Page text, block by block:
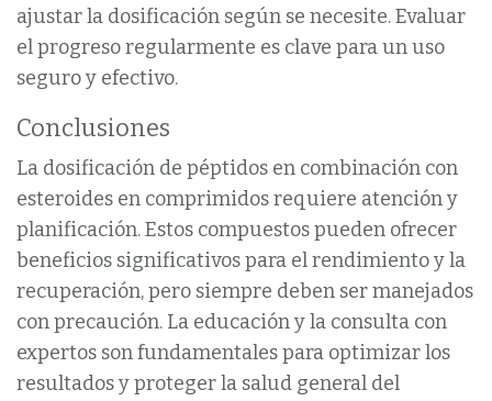
ajustar la dosificación según se necesite. Evaluar
el progreso regularmente es clave para un uso
seguro y efectivo.
Conclusiones
La dosificación de péptidos en combinación con
esteroides en comprimidos requiere atención y
planificación. Estos compuestos pueden ofrecer
beneficios significativos para el rendimiento y la
recuperación, pero siempre deben ser manejados
con precaución. La educación y la consulta con
expertos son fundamentales para optimizar los
resultados y proteger la salud general del